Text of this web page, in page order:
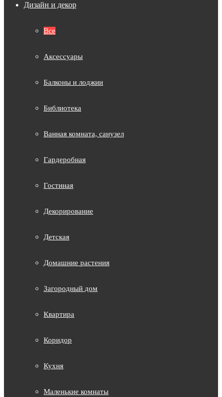
Дизайн и декор
Все
Аксессуары
Балконы и лоджии
Библиотека
Ванная комната, санузел
Гардеробная
Гостиная
Декорирование
Детская
Домашние растения
Загородный дом
Квартира
Коридор
Кухня
Маленькие комнаты